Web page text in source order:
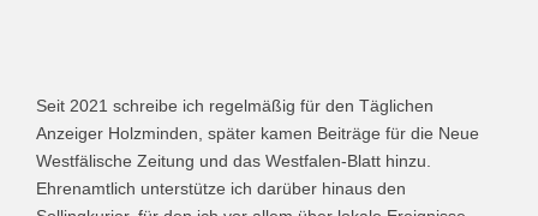
Seit 2021 schreibe ich regelmäßig für den Täglichen
Anzeiger Holzminden, später kamen Beiträge für die Neue
Westfälische Zeitung und das Westfalen-Blatt hinzu.
Ehrenamtlich unterstütze ich darüber hinaus den